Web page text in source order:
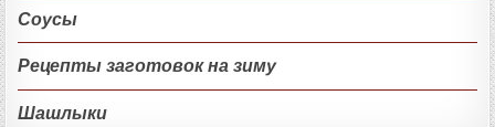
Соусы
Рецепты заготовок на зиму
Шашлыки